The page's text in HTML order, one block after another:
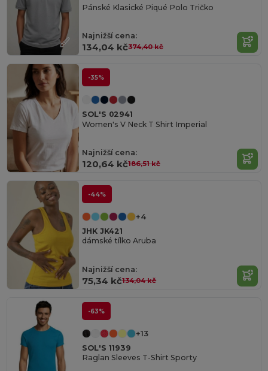
Pánské Klasické Piqué Polo Tričko
Najnižší cena:
134,04 kč374,40 kč
-35%
SOL'S 02941
Women's V Neck T Shirt Imperial
Najnižší cena:
120,64 kč186,51 kč
-44%
+4
JHK JK421
dámské tílko Aruba
Najnižší cena:
75,34 kč134,04 kč
-63%
+13
SOL'S 11939
Raglan Sleeves T-Shirt Sporty